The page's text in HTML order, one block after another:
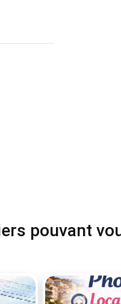
pouvant